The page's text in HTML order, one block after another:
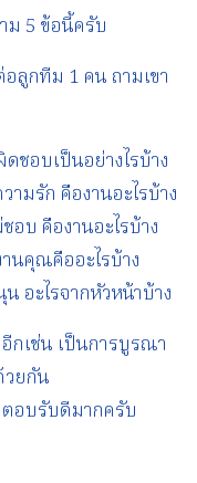
ม 5 ข้อนี้ครับ
ลูกทีม 1 คน ถามเขา
ชอบเป็นอย่างไรบ้าง
มรัก คืองานอะไรบ้าง
บ คืองานอะไรบ้าง
นคุณคืออะไรบ้าง
อะไรจากหัวหน้าบ้าง
กเช่น เป็นการบูรณา
วยกัน
อบรับดีมากครับ